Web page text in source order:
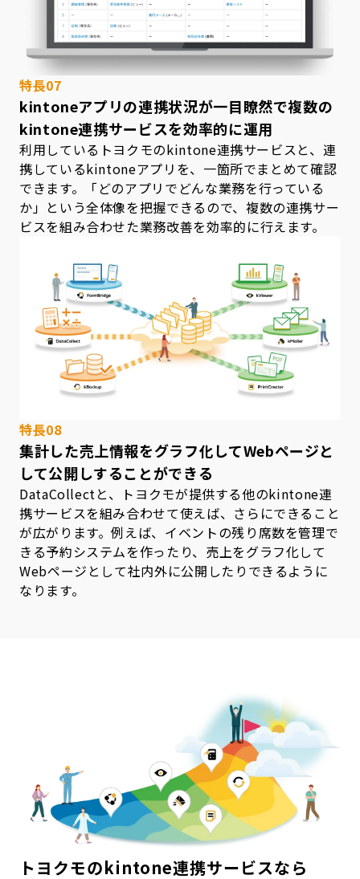
特長07
kintoneアプリの連携状況が一目瞭然で複数の
kintone連携サービスを効率的に運用
利用しているトヨクモのkintone連携サービスと、連
携しているkintoneアプリを、一箇所でまとめて確認
できます。「どのアプリでどんな業務を行っている
か」という全体像を把握できるので、複数の連携サー
ビスを組み合わせた業務改善を効率的に行えます。
特長08
集計した売上情報をグラフ化してWebページと
して公開しすることができる
DataCollectと、トヨクモが提供する他のkintone連
携サービスを組み合わせて使えば、さらにできること
が広がります。例えば、イベントの残り席数を管理で
きる予約システムを作ったり、売上をグラフ化して
Webページとして社内外に公開したりできるように
なります。
トヨクモのkintone連携サービスなら